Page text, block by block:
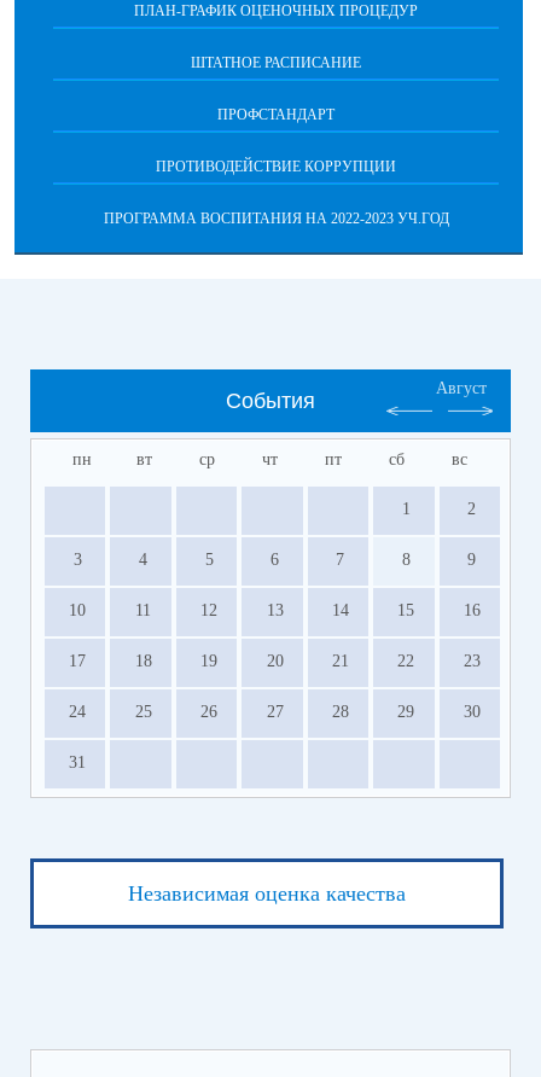
ПЛАН-ГРАФИК ОЦЕНОЧНЫХ ПРОЦЕДУР
ШТАТНОЕ РАСПИСАНИЕ
ПРОФСТАНДАРТ
ПРОТИВОДЕЙСТВИЕ КОРРУПЦИИ
ПРОГРАММА ВОСПИТАНИЯ НА 2022-2023 УЧ.ГОД
События
Август
пн вт ср чт пт сб вс
1 2
3 4 5 6 7 8 9
10 11 12 13 14 15 16
17 18 19 20 21 22 23
24 25 26 27 28 29 30
31
Независимая оценка качества